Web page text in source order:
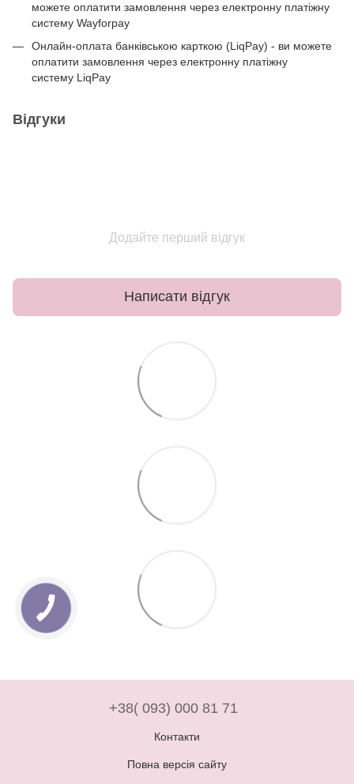
можете оплатити замовлення через електронну платіжну
систему Wayforpay
Онлайн-оплата банківською карткою (LiqPay) - ви можете
оплатити замовлення через електронну платіжну
систему LiqPay
Відгуки
Додайте перший відгук
Написати відгук
+38( 093) 000 81 71
Контакти
Повна версія сайту